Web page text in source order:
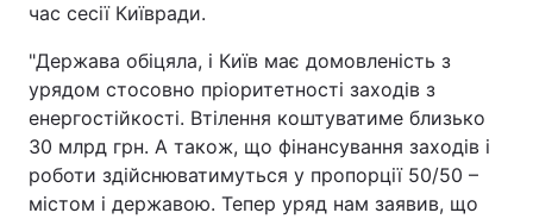
час сесії Київради.
"Держава обіцяла, і Київ має домовленість з
урядом стосовно пріоритетності заходів з
енергостійкості. Втілення коштуватиме близько
30 млрд грн. А також, що фінансування заходів і
роботи здійснюватимуться у пропорції 50/50 –
містом і державою. Тепер уряд нам заявив, що